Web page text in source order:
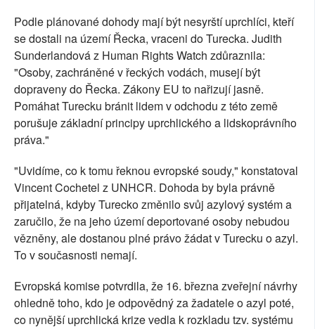
Podle plánované dohody mají být nesyrští uprchlíci, kteří
se dostali na území Řecka, vraceni do Turecka. Judith
Sunderlandová z Human Rights Watch zdůraznila:
"Osoby, zachráněné v řeckých vodách, musejí být
dopraveny do Řecka. Zákony EU to nařizují jasně.
Pomáhat Turecku bránit lidem v odchodu z této země
porušuje základní principy uprchlického a lidskoprávního
práva."
"Uvidíme, co k tomu řeknou evropské soudy," konstatoval
Vincent Cochetel z UNHCR. Dohoda by byla právně
přijatelná, kdyby Turecko změnilo svůj azylový systém a
zaručilo, že na jeho území deportované osoby nebudou
vězněny, ale dostanou plné právo žádat v Turecku o azyl.
To v současnosti nemají.
Evropská komise potvrdila, že 16. března zveřejní návrhy
ohledně toho, kdo je odpovědný za žadatele o azyl poté,
co nynější uprchlická krize vedla k rozkladu tzv. systému